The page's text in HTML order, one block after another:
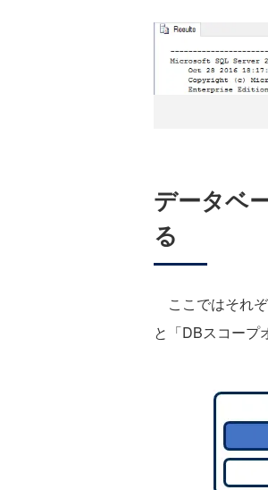
データベ
る
ここではそれ
と「DBスコープ